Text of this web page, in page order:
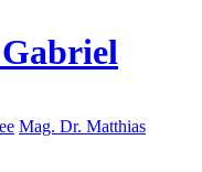
Mag. Dr. Matthias